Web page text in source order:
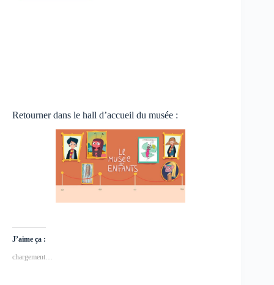
Retourner dans le hall d’accueil du musée :
J’aime ça :
chargement…